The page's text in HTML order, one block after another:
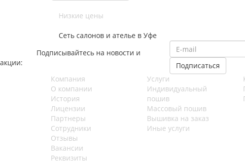
Низкие цены
Сеть салонов и ателье в Уфе
Подписывайтесь на новости и
акции:
Компания
О компании
История
Лицензии
Партнеры
Сотрудники
Отзывы
Вакансии
Реквизиты
Услуги
Индивидуальный
пошив
Массовый пошив
Вышивка на заказ
Иные услуги